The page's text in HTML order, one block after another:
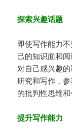
探索兴趣话题
即使写作能力
己的知识面和
对自己感兴趣
研究和写作，
的批判性思维和
提升写作能力